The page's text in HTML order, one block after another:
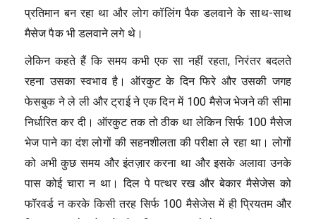
प्रतिमान बन रहा था और लोग कॉलिंग पैक डलवाने के साथ-साथ
मैसेज पैक भी डलवाने लगे थे।
लेकिन कहते हैं कि समय कभी एक सा नहीं रहता, निरंतर बदलते
रहना उसका स्वभाव है। ऑरकुट के दिन फिरे और उसकी जगह
फेसबुक ने ले ली और ट्राई ने एक दिन में 100 मैसेज भेजने की सीमा
निर्धारित कर दी। ऑरकुट तक तो ठीक था लेकिन सिर्फ 100 मैसेज
भेज पाने का दंश लोगों की सहनशीलता की परीक्षा ले रहा था। लोगों
को अभी कुछ समय और इंतज़ार करना था और इसके अलावा उनके
पास कोई चारा न था। दिल पे पत्थर रख और बेकार मैसेजेस को
फॉरवर्ड न करके किसी तरह सिर्फ 100 मैसेजेस में ही प्रियतम और